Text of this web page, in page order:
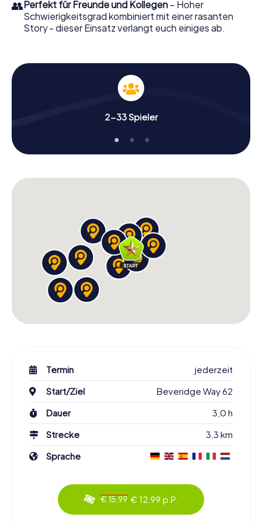
👥Perfekt für Freunde und Kollegen – Hoher
Schwierigkeitsgrad kombiniert mit einer rasanten
Story - dieser Einsatz verlangt euch einiges ab.
2-33 Spieler
Termin
jederzeit
Start/Ziel
Beveridge Way 62
Dauer
3,0 h
Strecke
3,3 km
Sprache
€ 15,99 € 12,99 p.P.